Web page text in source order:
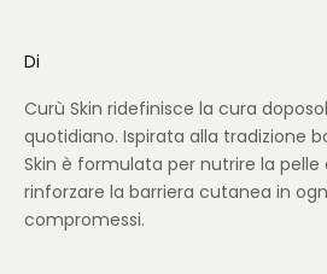
Di
Curù Skin ridefinisce la cura
quotidiano. Ispirata alla tradizione
Skin è formulata per nutrire la pelle
rinforzare la barriera cutanea in
compromessi.